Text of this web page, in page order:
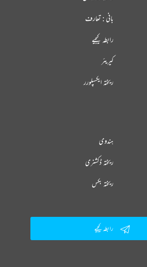
بانی : تعارف
رابطہ کیجیے
کیریئر
ریختہ ایکسپلورر
ہندوی
ریختہ ڈکشنری
ریختہ بکس
رابطہ کیجیے